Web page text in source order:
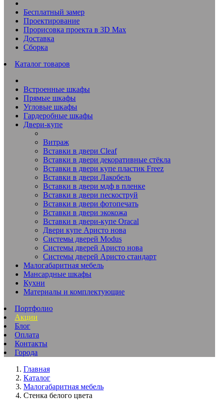
Бесплатный замер
Проектирование
Прорисовка проекта в 3D Max
Доставка
Сборка
Каталог товаров
Встроенные шкафы
Прямые шкафы
Угловые шкафы
Гардеробные шкафы
Двери-купе
Витраж
Вставки в двери Cleaf
Вставки в двери декоративные стёкла
Вставки в двери купе пластик Freez
Вставки в двери Лакобель
Вставки в двери мдф в пленке
Вставки в двери пескоструй
Вставки в двери фотопечать
Вставки в двери экокожа
Вставки в двери-купе Oracal
Двери купе Аристо нова
Системы дверей Modus
Системы дверей Аристо нова
Системы дверей Аристо стандарт
Малогабаритная мебель
Мансардные шкафы
Кухни
Материалы и комплектующие
Портфолио
Акции
Блог
Оплата
Контакты
Города
Главная
Каталог
Малогабаритная мебель
Стенка белого цвета